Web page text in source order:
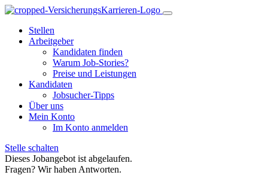
Stellen
Arbeitgeber
Kandidaten finden
Warum Job-Stories?
Preise und Leistungen
Kandidaten
Jobsucher-Tipps
Über uns
Mein Konto
Im Konto anmelden
Stelle schalten
Dieses Jobangebot ist abgelaufen.
Fragen? Wir haben Antworten.